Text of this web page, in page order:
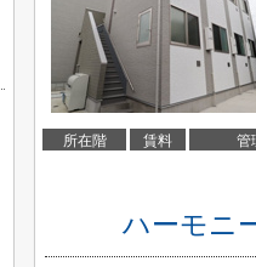
所在階 賃料 管
ハーモニ